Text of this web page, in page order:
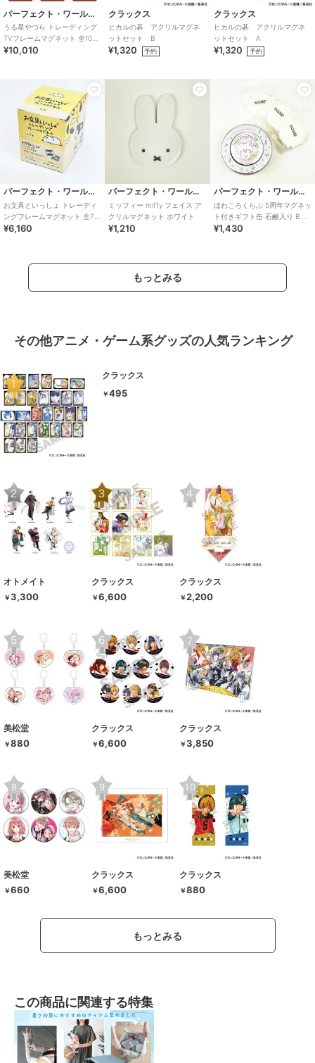
パーフェクト・ワールド・トーキョー
うる星やつら トレーディング
TVフレームマグネット 全10種
類コンプリートセット 大人買
¥10,010
クラックス
ヒカルの碁 アクリルマグネ
ットセット B
¥1,320 予約
クラックス
ヒカルの碁 アクリルマグネ
ットセット A
¥1,320 予約
パーフェクト・ワールド・トーキョー
お文具といっしょ トレーディ
ングフレームマグネット 全7種
コンプリートBOX
¥6,160
パーフェクト・ワールド・トーキョー
ミッフィー miffy フェイス ア
クリルマグネット ホワイト
¥1,210
パーフェクト・ワールド・トーキョー
ほわころくらぶ 5周年マグネッ
ト付きギフト缶 石鹸入り B ハ
ンドソープ ボディソープ
¥1,430
もっとみる
その他アニメ・ゲーム系グッズの人気ランキング
クラックス
￥495
オトメイト
￥3,300
クラックス
￥6,600
クラックス
￥2,200
美松堂
￥880
クラックス
￥6,600
クラックス
￥3,850
美松堂
￥660
クラックス
￥6,600
クラックス
￥880
もっとみる
この商品に関連する特集